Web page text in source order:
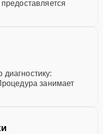
занимает